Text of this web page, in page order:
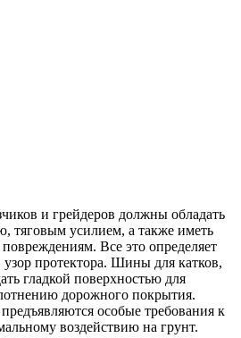
и грейдеров должны обладать
тяговым усилием, а также иметь
Все это определяет
протектора. Шины для катков,
гладкой поверхностью для
дорожного покрытия.
особые требования к
воздействию на грунт.